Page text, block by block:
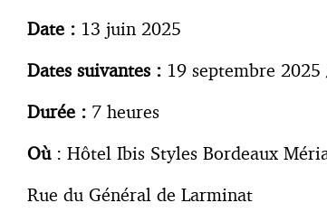
Date : 13 juin 2025
Dates suivantes : 19 septembre
Durée : 7 heures
Où : Hôtel Ibis Styles Bordeaux
Rue du Général de Larminat